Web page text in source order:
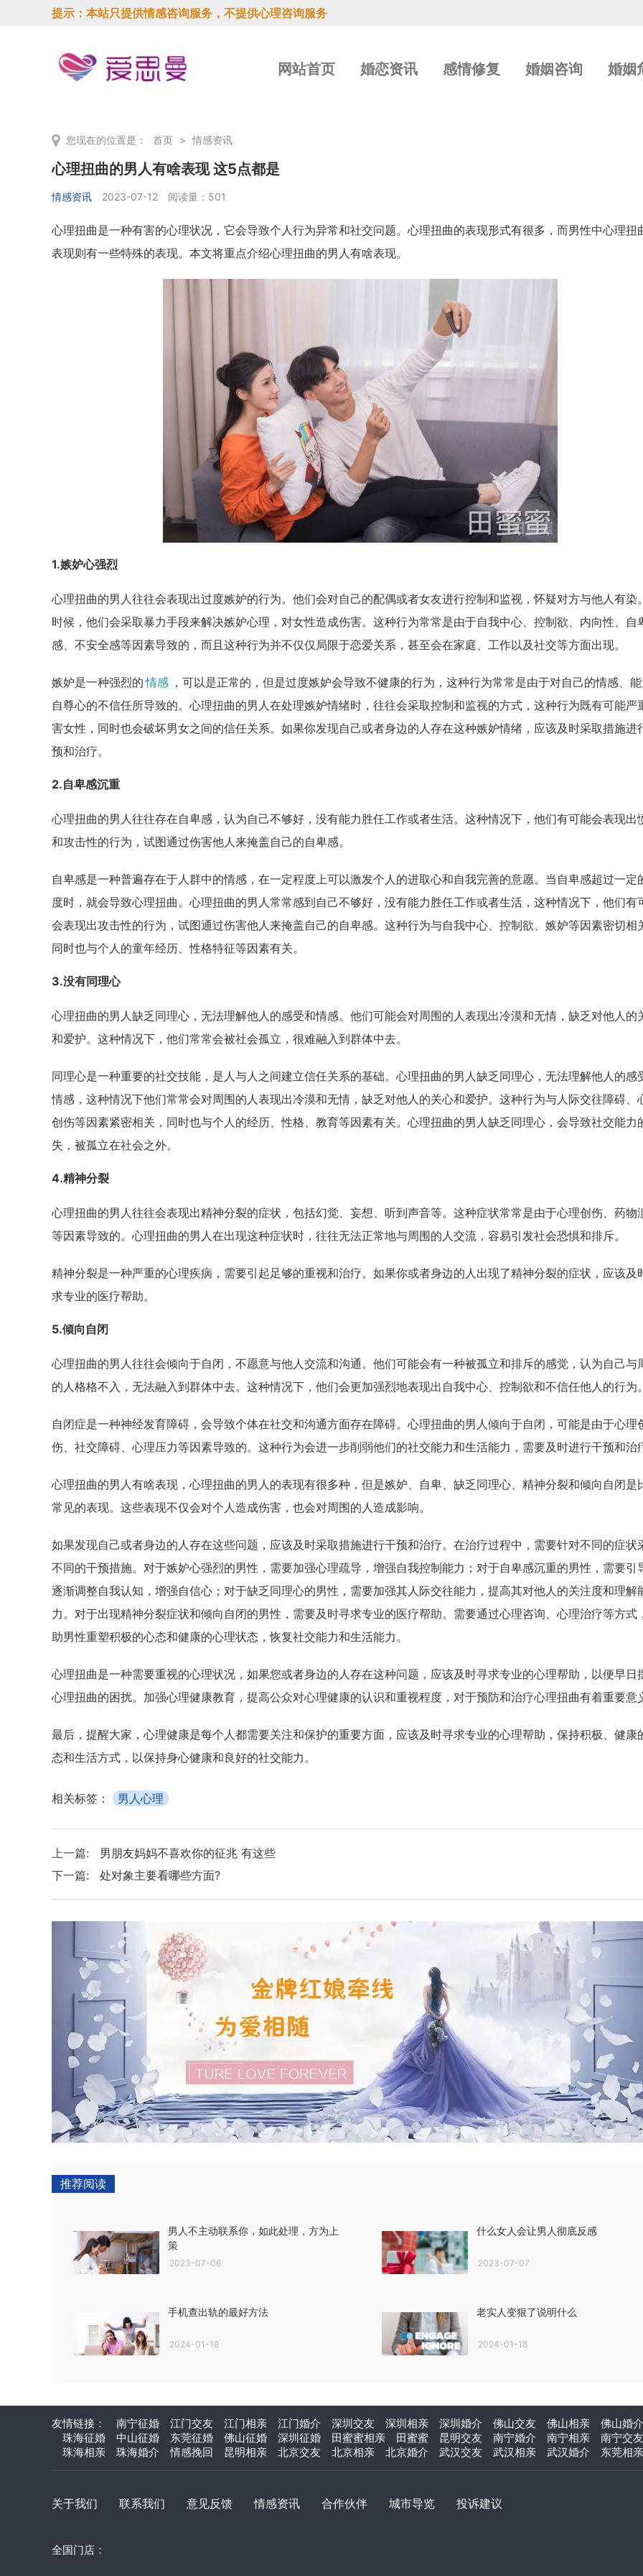
提示：本站只提供情感咨询服务，不提供心理咨询服务
网站首页 婚恋资讯 感情修复 婚姻咨询 婚姻
您现在的位置是： 首页 > 情感资讯
心理扭曲的男人有啥表现 这5点都是
情感资讯 2023-07-12 阅读量：501
心理扭曲是一种有害的心理状况，它会导致个人行为异常和社交问题。心理扭曲的表现形式有很多，而男性中心理扭
表现则有一些特殊的表现。本文将重点介绍心理扭曲的男人有啥表现。
1.嫉妒心强烈
心理扭曲的男人往往会表现出过度嫉妒的行为。他们会对自己的配偶或者女友进行控制和监视，怀疑对方与他人有染
时候，他们会采取暴力手段来解决嫉妒心理，对女性造成伤害。这种行为常常是由于自我中心、控制欲、内向性、自
感、不安全感等因素导致的，而且这种行为并不仅仅局限于恋爱关系，甚至会在家庭、工作以及社交等方面出现。
嫉妒是一种强烈的 情感 ，可以是正常的，但是过度嫉妒会导致不健康的行为，这种行为常常是由于对自己的情感、
自尊心的不信任所导致的。心理扭曲的男人在处理嫉妒情绪时，往往会采取控制和监视的方式，这种行为既有可能严
害女性，同时也会破坏男女之间的信任关系。如果你发现自己或者身边的人存在这种嫉妒情绪，应该及时采取措施进
预和治疗。
2.自卑感沉重
心理扭曲的男人往往存在自卑感，认为自己不够好，没有能力胜任工作或者生活。这种情况下，他们有可能会表现出
和攻击性的行为，试图通过伤害他人来掩盖自己的自卑感。
自卑感是一种普遍存在于人群中的情感，在一定程度上可以激发个人的进取心和自我完善的意愿。当自卑感超过一定
度时，就会导致心理扭曲。心理扭曲的男人常常感到自己不够好，没有能力胜任工作或者生活，这种情况下，他们有
会表现出攻击性的行为，试图通过伤害他人来掩盖自己的自卑感。这种行为与自我中心、控制欲、嫉妒等因素密切相
同时也与个人的童年经历、性格特征等因素有关。
3.没有同理心
心理扭曲的男人缺乏同理心，无法理解他人的感受和情感。他们可能会对周围的人表现出冷漠和无情，缺乏对他人的
和爱护。这种情况下，他们常常会被社会孤立，很难融入到群体中去。
同理心是一种重要的社交技能，是人与人之间建立信任关系的基础。心理扭曲的男人缺乏同理心，无法理解他人的感
情感，这种情况下他们常常会对周围的人表现出冷漠和无情，缺乏对他人的关心和爱护。这种行为与人际交往障碍、
创伤等因素紧密相关，同时也与个人的经历、性格、教育等因素有关。心理扭曲的男人缺乏同理心，会导致社交能力
失，被孤立在社会之外。
4.精神分裂
心理扭曲的男人往往会表现出精神分裂的症状，包括幻觉、妄想、听到声音等。这种症状常常是由于心理创伤、药物
等因素导致的。心理扭曲的男人在出现这种症状时，往往无法正常地与周围的人交流，容易引发社会恐惧和排斥。
精神分裂是一种严重的心理疾病，需要引起足够的重视和治疗。如果你或者身边的人出现了精神分裂的症状，应该及
求专业的医疗帮助。
5.倾向自闭
心理扭曲的男人往往会倾向于自闭，不愿意与他人交流和沟通。他们可能会有一种被孤立和排斥的感觉，认为自己与
的人格格不入，无法融入到群体中去。这种情况下，他们会更加强烈地表现出自我中心、控制欲和不信任他人的行为。
自闭症是一种神经发育障碍，会导致个体在社交和沟通方面存在障碍。心理扭曲的男人倾向于自闭，可能是由于心理
伤、社交障碍、心理压力等因素导致的。这种行为会进一步削弱他们的社交能力和生活能力，需要及时进行干预和治
心理扭曲的男人有啥表现，心理扭曲的男人的表现有很多种，但是嫉妒、自卑、缺乏同理心、精神分裂和倾向自闭是
常见的表现。这些表现不仅会对个人造成伤害，也会对周围的人造成影响。
如果发现自己或者身边的人存在这些问题，应该及时采取措施进行干预和治疗。在治疗过程中，需要针对不同的症状
不同的干预措施。对于嫉妒心强烈的男性，需要加强心理疏导，增强自我控制能力；对于自卑感沉重的男性，需要引
逐渐调整自我认知，增强自信心；对于缺乏同理心的男性，需要加强其人际交往能力，提高其对他人的关注度和理解
力。对于出现精神分裂症状和倾向自闭的男性，需要及时寻求专业的医疗帮助。需要通过心理咨询、心理治疗等方式
助男性重塑积极的心态和健康的心理状态，恢复社交能力和生活能力。
心理扭曲是一种需要重视的心理状况，如果您或者身边的人存在这种问题，应该及时寻求专业的心理帮助，以便早日
心理扭曲的困扰。加强心理健康教育，提高公众对心理健康的认识和重视程度，对于预防和治疗心理扭曲有着重要意
最后，提醒大家，心理健康是每个人都需要关注和保护的重要方面，应该及时寻求专业的心理帮助，保持积极、健康
态和生活方式，以保持身心健康和良好的社交能力。
相关标签： 男人心理
上一篇:
男朋友妈妈不喜欢你的征兆 有这些
下一篇:
处对象主要看哪些方面?
推荐阅读
男人不主动联系你，如此处理，方为上
策
2023-07-06
什么女人会让男人彻底反感
2023-07-07
手机查出轨的最好方法
2024-01-18
老实人变狠了说明什么
2024-01-18
友情链接： 南宁征婚 江门交友 江门相亲 江门婚介 深圳交友 深圳相亲 深圳婚介 佛山交友 佛山相亲 佛山婚介
珠海征婚
中山征婚 东莞征婚 佛山征婚 深圳征婚 田蜜蜜相亲 田蜜蜜 昆明交友 南宁婚介 南宁相亲 南宁交友
珠海相亲
珠海婚介 情感挽回 昆明相亲 北京交友 北京相亲 北京婚介 武汉交友 武汉相亲 武汉婚介 东莞相亲
关于我们 联系我们 意见反馈 情感资讯 合作伙伴 城市导览 投诉建议
全国门店：